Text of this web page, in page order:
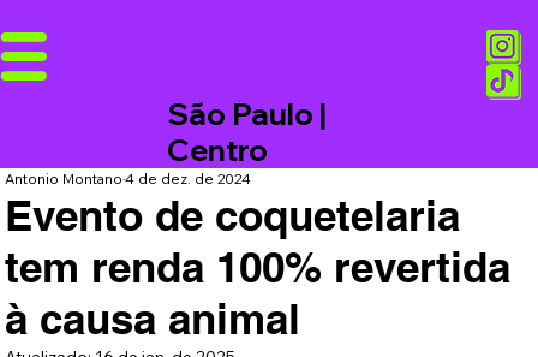
São Paulo |
Centro
Evento de coquetelaria
tem renda 100% revertida
à causa animal
Antonio Montano4 de dez. de 2024